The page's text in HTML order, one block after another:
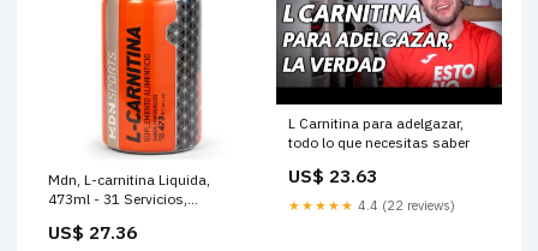
Mdn, L-carnitina Liquida,
473ml - 31 Servicios,
Carnitina Liquida
US$ 27.36
L Carnitina para adelgazar,
todo lo que necesitas saber
US$ 23.63
★★★★★ 4.4 (22 reviews)